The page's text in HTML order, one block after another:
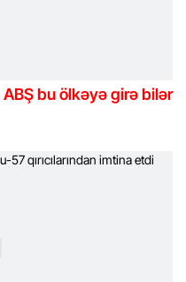
ABŞ bu ölkəyə girə bilər